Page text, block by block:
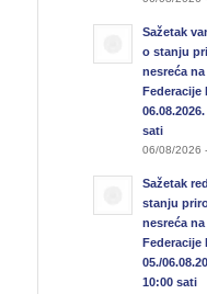
Sažetak
o stanju
nesreća
Federacije
sati
06/08/2026
Sažetak
stanju
nesreća
Federacije
05./
10:00 sati